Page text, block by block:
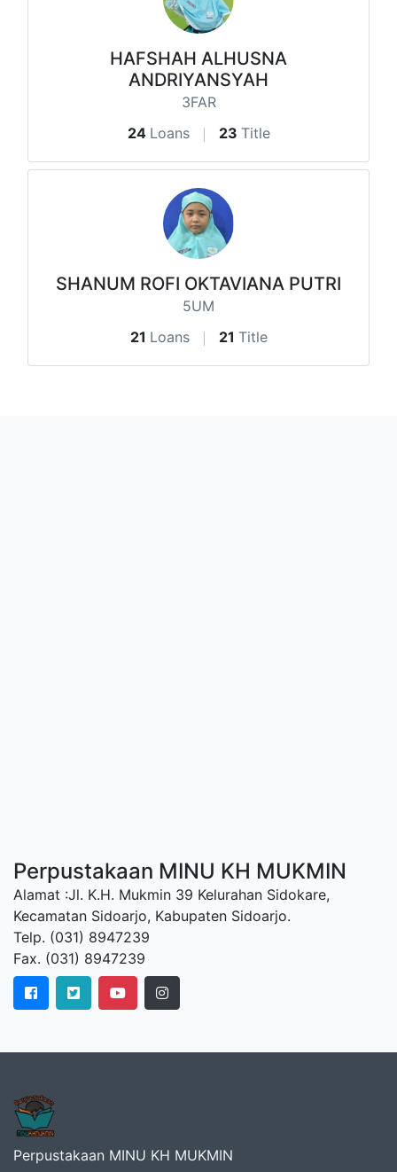
HAFSHAH ALHUSNA
ANDRIYANSYAH
3FAR
24 Loans 23 Title
SHANUM ROFI OKTAVIANA PUTRI
5UM
21 Loans 21 Title
Perpustakaan MINU KH MUKMIN
Alamat :Jl. K.H. Mukmin 39 Kelurahan Sidokare,
Kecamatan Sidoarjo, Kabupaten Sidoarjo.
Telp. (031) 8947239
Fax. (031) 8947239
Perpustakaan MINU KH MUKMIN